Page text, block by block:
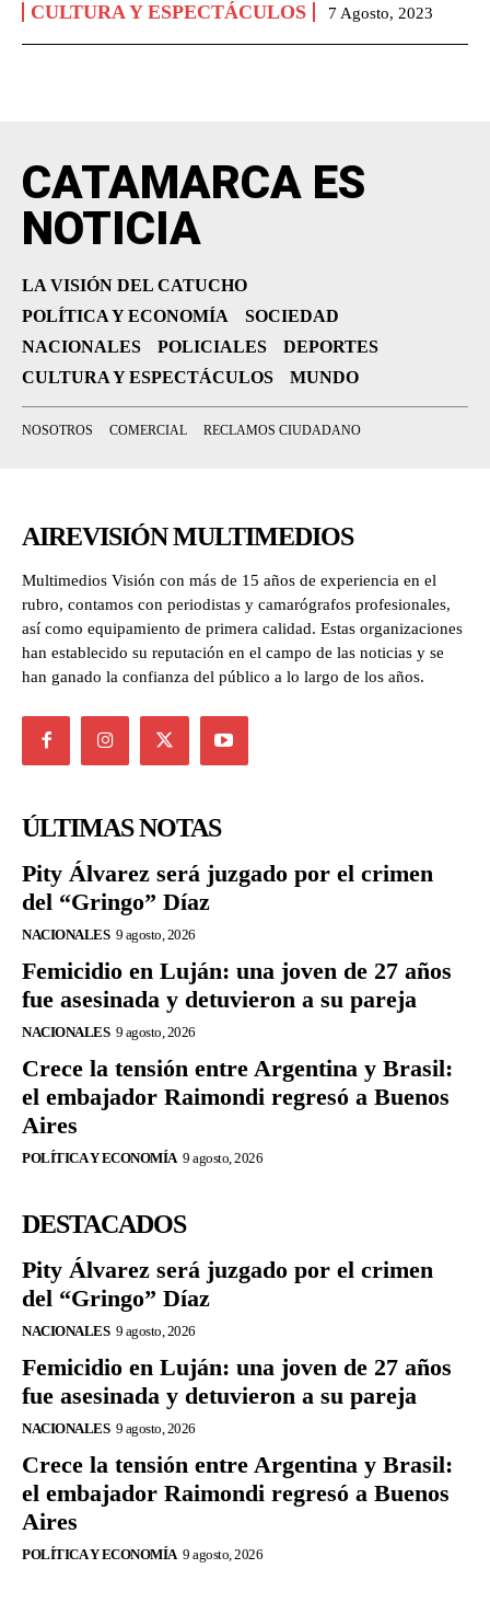
CULTURA Y ESPECTÁCULOS 7 Agosto, 2023
CATAMARCA ES
NOTICIA
LA VISIÓN DEL CATUCHO
POLÍTICA Y ECONOMÍA
SOCIEDAD
NACIONALES
POLICIALES
DEPORTES
CULTURA Y ESPECTÁCULOS
MUNDO
NOSOTROS COMERCIAL RECLAMOS CIUDADANO
AIREVISIÓN MULTIMEDIOS
Multimedios Visión con más de 15 años de experiencia en el
rubro, contamos con periodistas y camarógrafos profesionales,
así como equipamiento de primera calidad. Estas organizaciones
han establecido su reputación en el campo de las noticias y se
han ganado la confianza del público a lo largo de los años.
ÚLTIMAS NOTAS
Pity Álvarez será juzgado por el crimen
del “Gringo” Díaz
NACIONALES 9 agosto, 2026
Femicidio en Luján: una joven de 27 años
fue asesinada y detuvieron a su pareja
NACIONALES 9 agosto, 2026
Crece la tensión entre Argentina y Brasil:
el embajador Raimondi regresó a Buenos
Aires
POLÍTICA Y ECONOMÍA 9 agosto, 2026
DESTACADOS
Pity Álvarez será juzgado por el crimen
del “Gringo” Díaz
NACIONALES 9 agosto, 2026
Femicidio en Luján: una joven de 27 años
fue asesinada y detuvieron a su pareja
NACIONALES 9 agosto, 2026
Crece la tensión entre Argentina y Brasil:
el embajador Raimondi regresó a Buenos
Aires
POLÍTICA Y ECONOMÍA 9 agosto, 2026